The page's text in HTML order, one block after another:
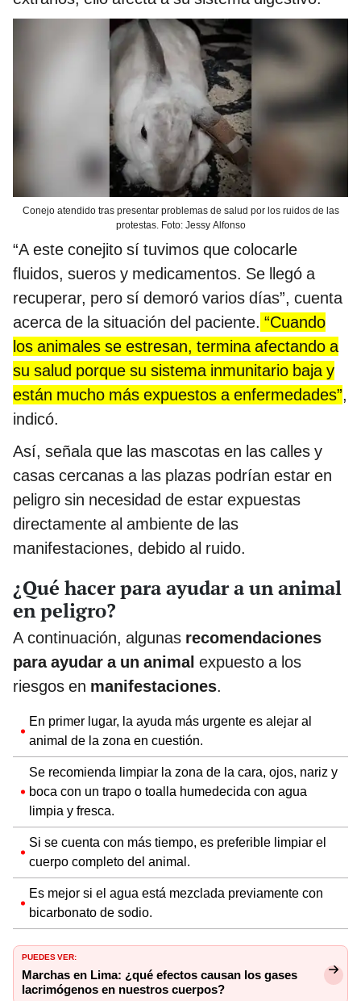
Conejo atendido tras presentar problemas de salud por los ruidos de las
protestas. Foto: Jessy Alfonso
“A este conejito sí tuvimos que colocarle
fluidos, sueros y medicamentos. Se llegó a
recuperar, pero sí demoró varios días”, cuenta
acerca de la situación del paciente. “Cuando
los animales se estresan, termina afectando a
su salud porque su sistema inmunitario baja y
están mucho más expuestos a enfermedades”,
indicó.
Así, señala que las mascotas en las calles y
casas cercanas a las plazas podrían estar en
peligro sin necesidad de estar expuestas
directamente al ambiente de las
manifestaciones, debido al ruido.
¿Qué hacer para ayudar a un animal
en peligro?
A continuación, algunas recomendaciones
para ayudar a un animal expuesto a los
riesgos en manifestaciones.
En primer lugar, la ayuda más urgente es alejar al
animal de la zona en cuestión.
Se recomienda limpiar la zona de la cara, ojos, nariz y
boca con un trapo o toalla humedecida con agua
limpia y fresca.
Si se cuenta con más tiempo, es preferible limpiar el
cuerpo completo del animal.
Es mejor si el agua está mezclada previamente con
bicarbonato de sodio.
PUEDES VER:
Marchas en Lima: ¿qué efectos causan los gases
lacrimógenos en nuestros cuerpos?